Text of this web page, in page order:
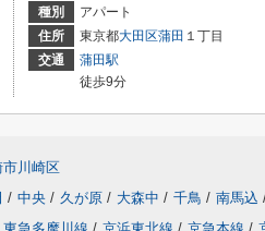
種別
アパート
住所
東京都大田区蒲田 １丁目
交通
蒲田駅
徒歩9分
市川崎区
/ 中央 / 久が原 / 大森中 / 千鳥 / 南馬込